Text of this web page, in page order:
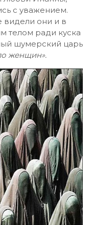
с уважением.
видели они и в
телом ради куска
шумерский царь
женщин».